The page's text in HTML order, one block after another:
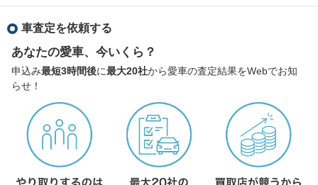
車査定を依頼する
あなたの愛車、今いくら？
申込み最短3時間後に最大20社から愛車の査定結果をWebでお知
らせ！